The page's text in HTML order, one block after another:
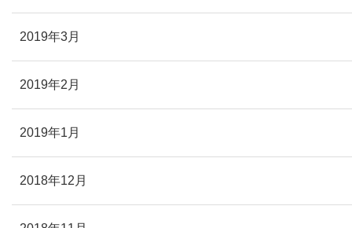
2019年3月
2019年2月
2019年1月
2018年12月